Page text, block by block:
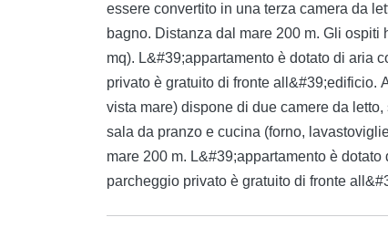
essere convertito in una terza camera da
bagno. Distanza dal mare 200 m. Gli
mq). L&#39;appartamento è dotato di aria
privato è gratuito di fronte all&#39;edificio.
vista mare) dispone di due camere da
sala da pranzo e cucina (forno,
mare 200 m. L&#39;appartamento è
parcheggio privato è gratuito di fronte